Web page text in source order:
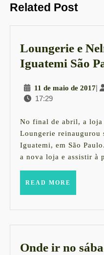
post:
Related Post
Loungerie e
Iguatemi São
11 de maio de 201711
de
|
17:29
No final de abril, a loja
Loungerie reinaugurou
Iguatemi, em São
a nova loja e assistir à
READ MORE
Onde ir no